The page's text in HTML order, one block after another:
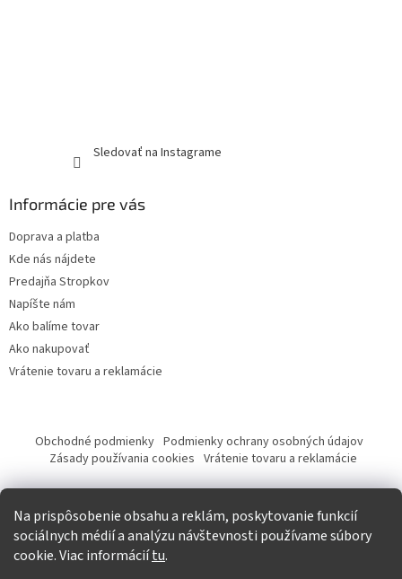
Na prispôsobenie obsahu a reklám, poskytovanie funkcií
sociálnych médií a analýzu návštevnosti používame súbory
cookie. Viac informáciítu.
Sledovať na Instagrame
Informácie pre vás
Doprava a platba
Kde nás nájdete
Predajňa Stropkov
Napíšte nám
Ako balíme tovar
Ako nakupovať
Vrátenie tovaru a reklamácie
Obchodné podmienky Podmienky ochrany osobných údajov
Zásady používania cookies Vrátenie tovaru a reklamácie
Tvorba eshopu a SEO optimalizácia